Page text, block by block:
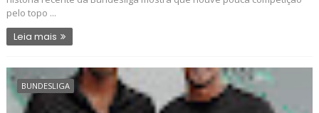
pelo topo ...
Leia mais
BUNDESLIGA